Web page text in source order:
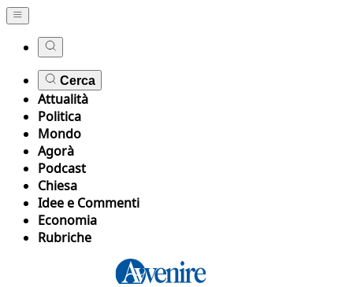
Cerca
Attualità
Politica
Mondo
Agorà
Podcast
Chiesa
Idee e Commenti
Economia
Rubriche